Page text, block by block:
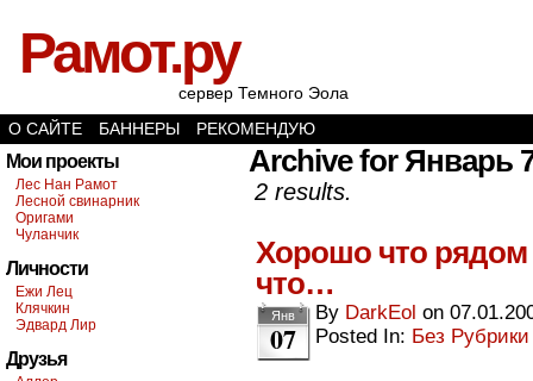
Рамот.ру
сервер Темного Эола
О САЙТЕ
БАННЕРЫ РЕКОМЕНДУЮ
Мои проекты
Лес Нан Рамот
Лесной свинарник
Оригами
Чуланчик
Личности
Ежи Лец
Клячкин
Эдвард Лир
Друзья
Archive for Январь
2 results.
Хорошо что рядом
что…
Янв
07
By DarkEol on
Posted In: Без Рубрики